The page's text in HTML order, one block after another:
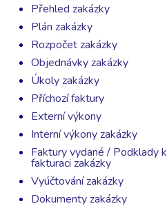
Přehled zakázky
Plán zakázky
Rozpočet zakázky
Objednávky zakázky
Úkoly zakázky
Příchozí faktury
Externí výkony
Interní výkony zakázky
Faktury vydané / Podklady k
fakturaci zakázky
Vyúčtování zakázky
Dokumenty zakázky